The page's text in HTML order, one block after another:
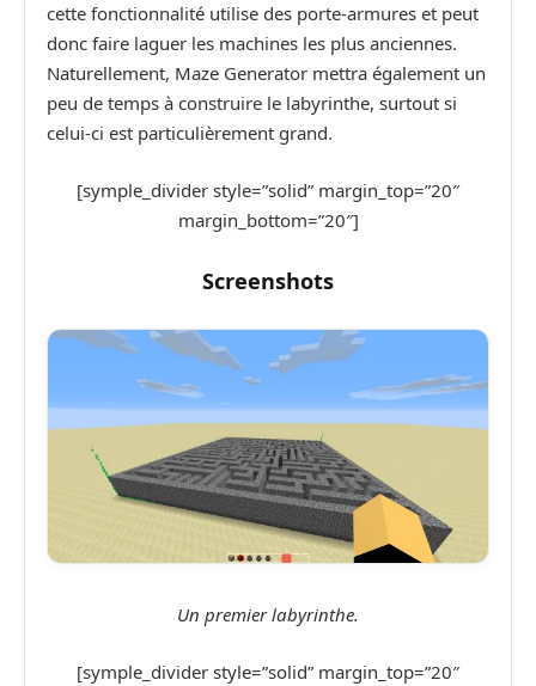
cette fonctionnalité utilise des porte-armures et peut
donc faire laguer les machines les plus anciennes.
Naturellement, Maze Generator mettra également un
peu de temps à construire le labyrinthe, surtout si
celui-ci est particulièrement grand.
[symple_divider style=”solid” margin_top=”20″
margin_bottom=”20″]
Screenshots
Un premier labyrinthe.
[symple_divider style=”solid” margin_top=”20″